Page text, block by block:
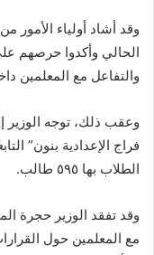
وقد أشاد أولياء الأمور
الحالي وأكدوا حرصهم
والتفاعل مع المعلمين
وعقب ذلك، توجه الوزير
فراج الإعدادية بنون”
الطلاب بها ٥٩٥ طالب.
وقد تفقد الوزير حجرة
مع المعلمين حول